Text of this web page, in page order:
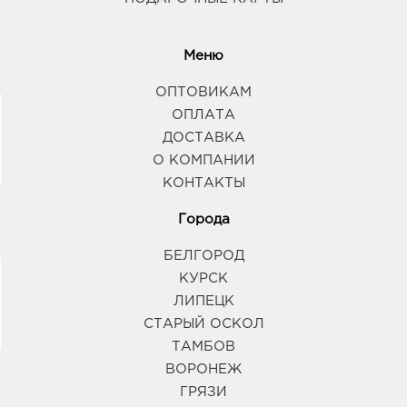
Меню
ОПТОВИКАМ
ОПЛАТА
ДОСТАВКА
О КОМПАНИИ
КОНТАКТЫ
Города
БЕЛГОРОД
КУРСК
ЛИПЕЦК
СТАРЫЙ ОСКОЛ
ТАМБОВ
ВОРОНЕЖ
ГРЯЗИ